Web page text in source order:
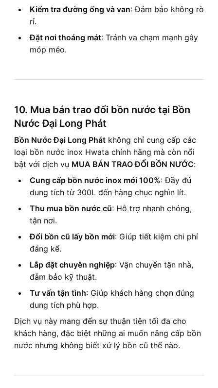
Kiểm tra đường ống và van: Đảm bảo không rò
rỉ.
Đặt nơi thoáng mát: Tránh va chạm mạnh gây
móp méo.
10. Mua bán trao đổi bồn nước tại Bồn
Nước Đại Long Phát
Bồn Nước Đại Long Phát không chỉ cung cấp các
loại bồn nước inox Hwata chính hãng mà còn nổi
bật với dịch vụ MUA BÁN TRAO ĐỔI BỒN NƯỚC:
Cung cấp bồn nước inox mới 100%: Đầy đủ
dung tích từ 300L đến hàng chục nghìn lít.
Thu mua bồn nước cũ: Hỗ trợ nhanh chóng,
tận nơi.
Đổi bồn cũ lấy bồn mới: Giúp tiết kiệm chi phí
đáng kể.
Lắp đặt chuyên nghiệp: Vận chuyển tận nhà,
đảm bảo kỹ thuật.
Tư vấn tận tình: Giúp khách hàng chọn đúng
dung tích phù hợp.
Dịch vụ này mang đến sự thuận tiện tối đa cho
khách hàng, đặc biệt những ai muốn nâng cấp bồn
nước nhưng không biết xử lý bồn cũ thế nào.